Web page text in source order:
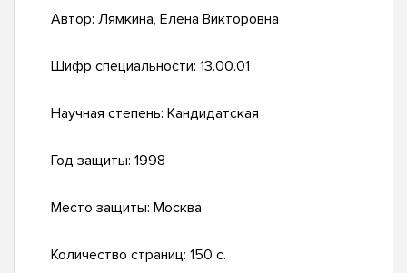
Автор: Лямкина, Елена Викторовна
Шифр специальности: 13.00.01
Научная степень: Кандидатская
Год защиты: 1998
Место защиты: Москва
Количество страниц: 150 с.